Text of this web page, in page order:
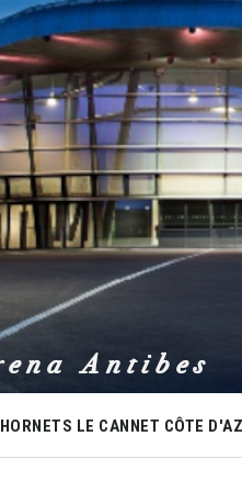
HORNETS LE CANNET CÔTE